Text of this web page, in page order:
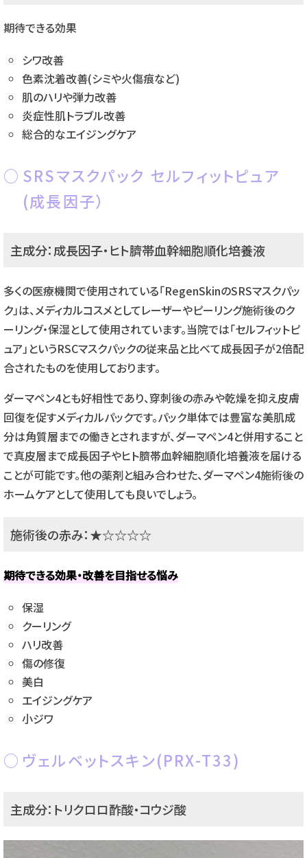
期待できる効果
シワ改善
色素沈着改善(シミや火傷痕など)
肌のハリや弾力改善
炎症性肌トラブル改善
総合的なエイジングケア
SRSマスクパック セルフィットピュア
(成長因子）
主成分：成長因子・ヒト臍帯血幹細胞順化培養液
多くの医療機関で使用されている「RegenSkinのSRSマスクパッ
ク」は、メディカルコスメとしてレーザーやピーリング施術後のク
ーリング・保湿として使用されています。当院では「セルフィットピ
ュア」というRSCマスクパックの従来品と比べて成長因子が2倍配
合されたものを使用しております。
ダーマペン4とも好相性であり、穿刺後の赤みや乾燥を抑え皮膚
回復を促すメディカルパックです。パック単体では豊富な美肌成
分は角質層までの働きとされますが、ダーマペン4と併用すること
で真皮層まで成長因子やヒト臍帯血幹細胞順化培養液を届ける
ことが可能です。他の薬剤と組み合わせた、ダーマペン4施術後の
ホームケアとして使用しても良いでしょう。
施術後の赤み：★☆☆☆☆
期待できる効果・改善を目指せる悩み
保湿
クーリング
ハリ改善
傷の修復
美白
エイジングケア
小ジワ
ヴェルベットスキン(PRX-T33)
主成分：トリクロロ酢酸・コウジ酸